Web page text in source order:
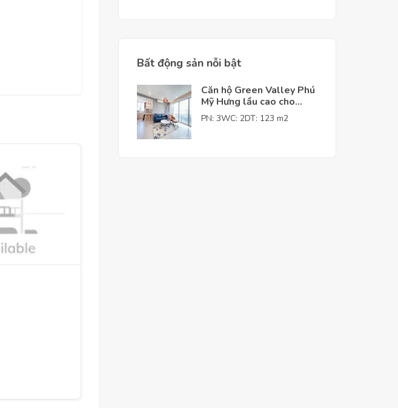
Bất động sản nỗi bật
Căn hộ Green Valley Phú
Mỹ Hưng lầu cao cho
thuê giá tốt
PN: 3WC: 2DT: 123 m2